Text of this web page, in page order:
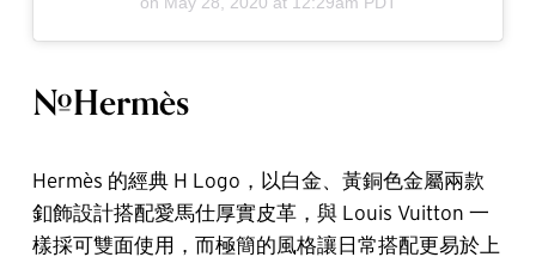
#Hermès
Hermès 的經典 H Logo，以白金、黃銅色金屬兩款
釦飾設計搭配愛馬仕厚實皮革，與 Louis Vuitton 一
樣採可雙面使用，而極簡的風格讓日常搭配更易於上